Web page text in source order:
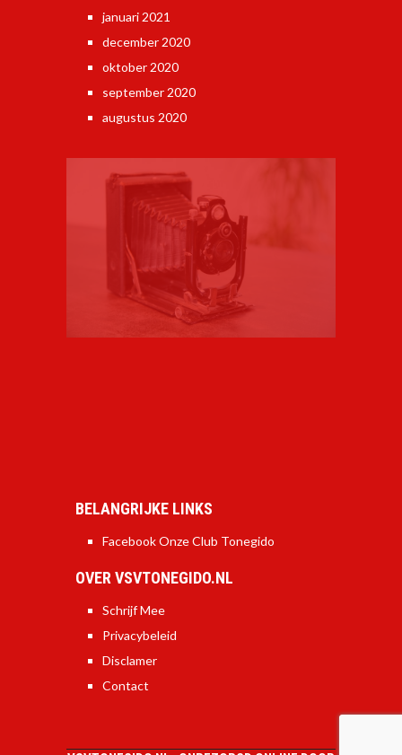
januari 2021
december 2020
oktober 2020
september 2020
augustus 2020
BELANGRIJKE LINKS
Facebook Onze Club Tonegido
OVER VSVTONEGIDO.NL
Schrijf Mee
Privacybeleid
Disclamer
Contact